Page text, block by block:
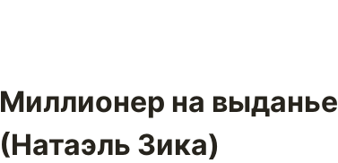
Миллионер на выданье
(Натаэль Зика)